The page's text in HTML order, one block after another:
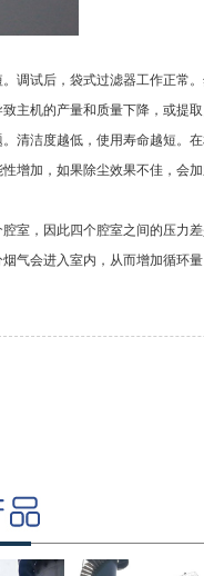
调试后，袋式过滤器工作正常
主机的产量和质量下降，或提
清洁度越低，使用寿命越短。
增加，如果除尘效果不佳，会加
室，因此四个腔室之间的压力
气会进入室内，从而增加循环